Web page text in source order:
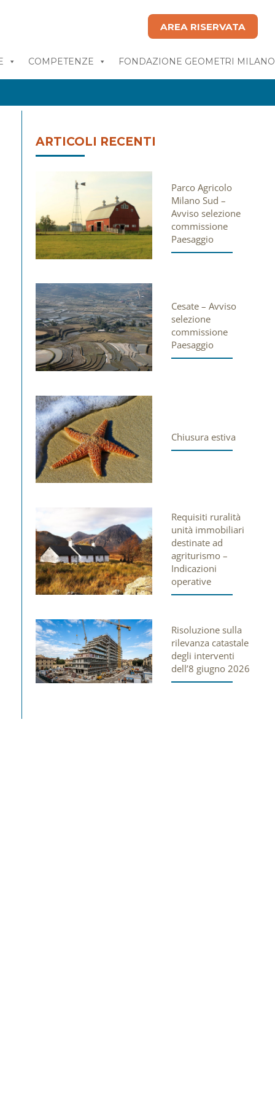
AREA RISERVATA
COMPETENZE FONDAZIONE GEOMETRI MILANO
ARTICOLI RECENTI
Parco Agricolo
Milano Sud –
Avviso selezione
commissione
Paesaggio
Cesate – Avviso
selezione
commissione
Paesaggio
Chiusura estiva
Requisiti ruralità
unità immobiliari
destinate ad
agriturismo –
Indicazioni
operative
Risoluzione sulla
rilevanza catastale
degli interventi
dell’8 giugno 2026